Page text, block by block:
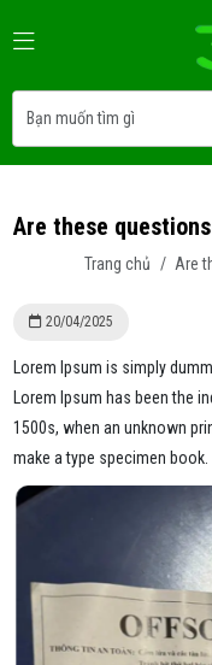
Are these
Trang chủ / Are
20/04/2025
Lorem Ipsum is simply
Lorem Ipsum has been the
1500s, when an unknown
make a type specimen book.